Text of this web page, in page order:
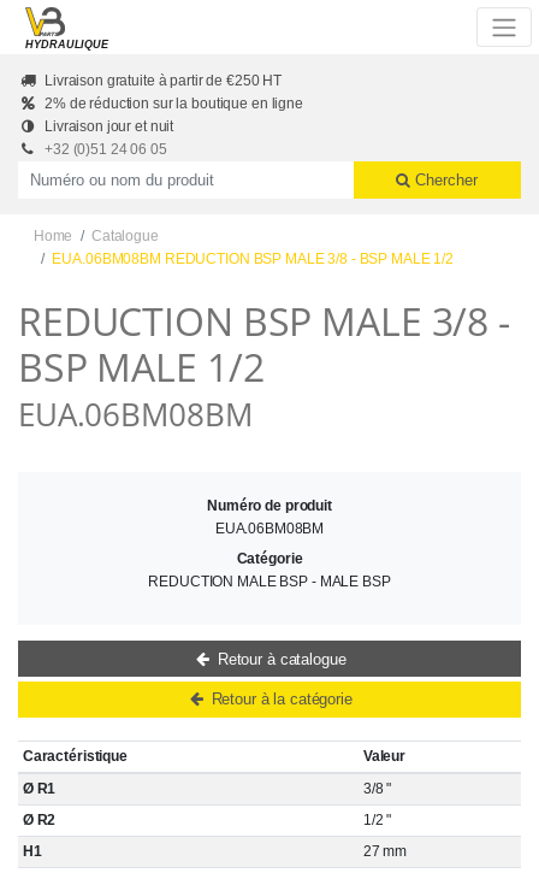
Skip to main content
HYDRAULIQUE
Livraison gratuite à partir de €250 HT
2% de réduction sur la boutique en ligne
Livraison jour et nuit
+32 (0)51 24 06 05
Productnummer of naam
Chercher
Home
Catalogue
EUA.06BM08BM REDUCTION BSP MALE 3/8 - BSP MALE 1/2
REDUCTION BSP MALE 3/8 -
BSP MALE 1/2
EUA.06BM08BM
Caractéristique
Valeur
Ø R1
3/8 "
Ø R2
1/2 "
H1
27 mm
Numéro de produit
EUA.06BM08BM
Catégorie
REDUCTION MALE BSP - MALE BSP
Retour à catalogue
Retour à la catégorie